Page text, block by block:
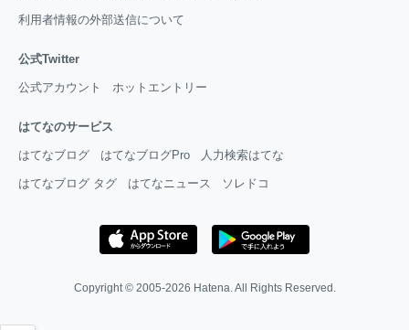
利用者情報の外部送信について
公式Twitter
公式アカウント ホットエントリー
はてなのサービス
はてなブログ はてなブログPro 人力検索はてな
はてなブログ タグ はてなニュース ソレドコ
Copyright © 2005-2026 Hatena. All Rights Reserved.